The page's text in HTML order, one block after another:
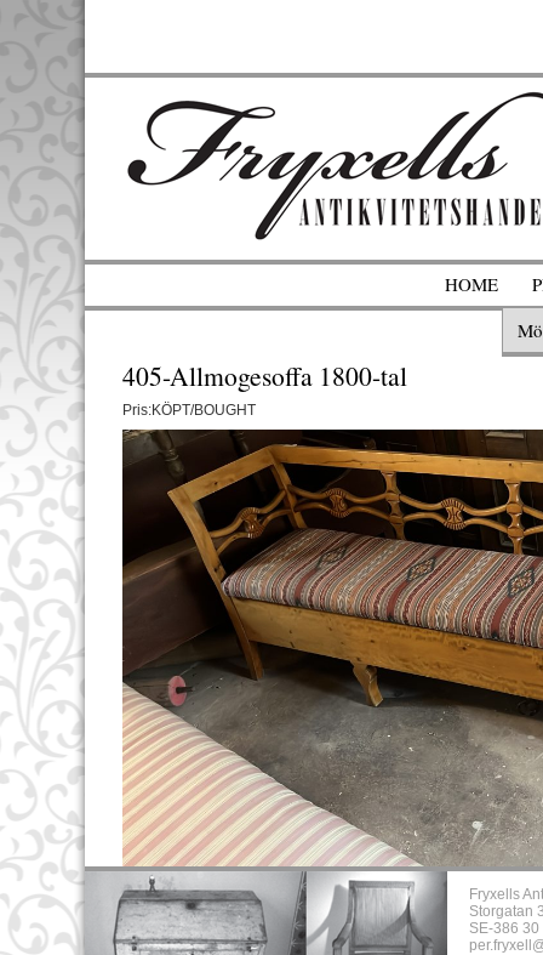
HOME
405-Allmogesoffa 1800-tal
Pris:KÖPT/BOUGHT
Fryxells
Storgatan
SE-386